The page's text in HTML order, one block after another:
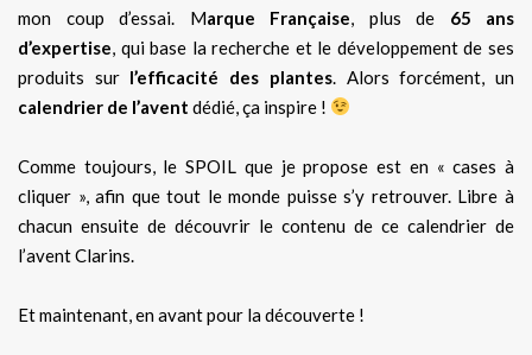
mon coup d’essai. Marque Française, plus de 65 ans
d’expertise, qui base la recherche et le développement de ses
produits surl’efficacité des plantes. Alors forcément, un
calendrier de l’avent dédié, ça inspire !
Comme toujours, le SPOIL que je propose est en « cases à
cliquer », afin que tout le monde puisse s’y retrouver. Libre à
chacun ensuite de découvrir le contenu de ce calendrier de
l’avent Clarins.
Et maintenant, en avant pour la découverte !